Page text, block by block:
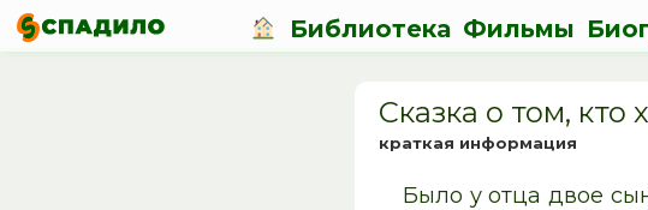
Библиотека Фильмы
Сказка о том, кто
краткая информация
Было у отца двое